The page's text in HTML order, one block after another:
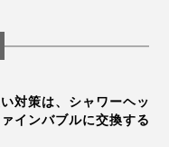
対策は、シャワーヘッ
ァインバブルに交換する